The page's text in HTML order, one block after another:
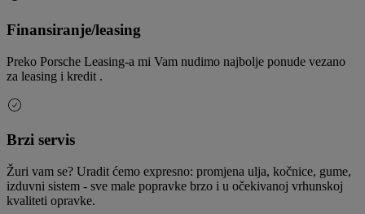
Finansiranje/leasing
Preko Porsche Leasing-a mi Vam nudimo najbolje ponude vezano
za leasing i kredit .
Brzi servis
Žuri vam se? Uradit ćemo expresno: promjena ulja, kočnice, gume,
izduvni sistem - sve male popravke brzo i u očekivanoj vrhunskoj
kvaliteti opravke.